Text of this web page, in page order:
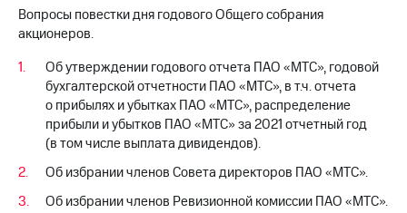
акционерам
Документы
"МТС"
Собрания
акционеров
Личный
кабинет
акционера
Акционерный
капитал
Контроль
Вопросы повестки дня годового Общего собрания
акционеров.
Об утверждении годового отчета ПАО «МТС», годовой
бухгалтерской отчетности ПАО «МТС», в т.ч. отчета
о прибылях и убытках ПАО «МТС», распределение
прибыли и убытков ПАО «МТС» за 2021 отчетный год
(в том числе выплата дивидендов).
Об избрании членов Совета директоров ПАО «МТС».
Об избрании членов Ревизионной комиссии ПАО «МТС».